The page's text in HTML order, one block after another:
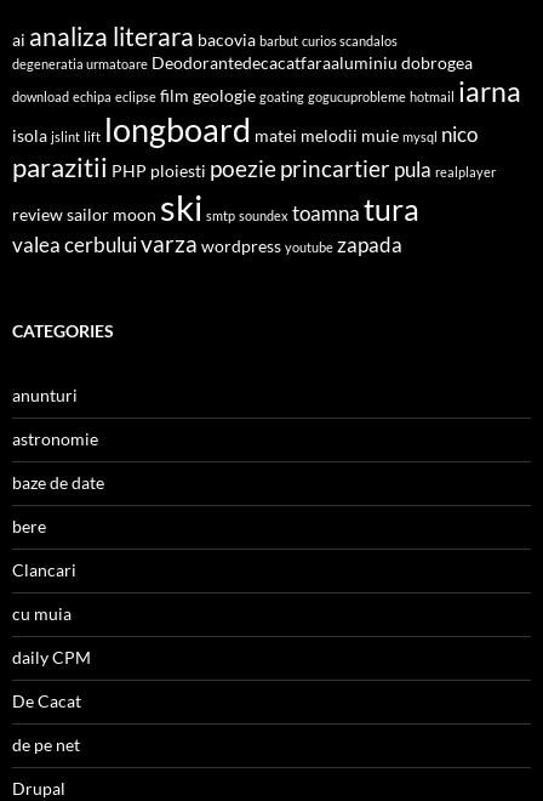
ai analiza literara bacovia barbut curios scandalos
degeneratia urmatoare Deodorantedecacatfaraaluminiu dobrogea
download echipa eclipse film geologie goating gogucuprobleme hotmail iarna
isola jslint lift longboard matei melodii muie mysql nico
parazitii PHP ploiesti poezieprincartierpula realplayer
reviewsailor moon ski smtp soundex toamnatura
valea cerbuluivarza wordpress youtube zapada
CATEGORIES
anunturi
astronomie
baze de date
bere
Clancari
cu muia
daily CPM
De Cacat
de pe net
Drupal